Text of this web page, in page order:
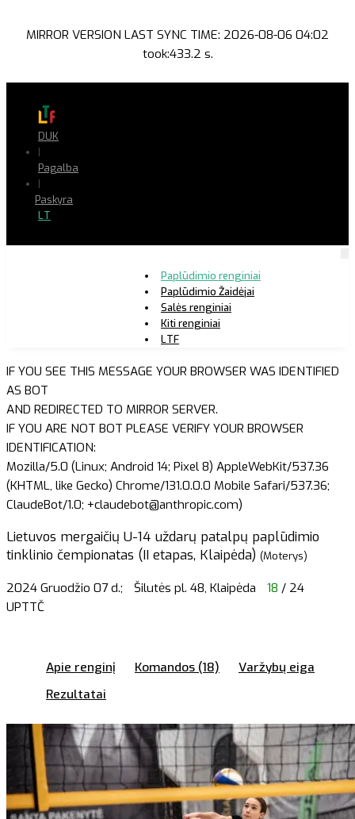
MIRROR VERSION LAST SYNC TIME: 2026-08-06 04:02
took:433.2 s.
DUK
|
Pagalba
|
Paskyra
LT
Paplūdimio renginiai
Paplūdimio Žaidėjai
Salės renginiai
Kiti renginiai
LTF
IF YOU SEE THIS MESSAGE YOUR BROWSER WAS IDENTIFIED
AS BOT
AND REDIRECTED TO MIRROR SERVER.
IF YOU ARE NOT BOT PLEASE VERIFY YOUR BROWSER
IDENTIFICATION:
Mozilla/5.0 (Linux; Android 14; Pixel 8) AppleWebKit/537.36
(KHTML, like Gecko) Chrome/131.0.0.0 Mobile Safari/537.36;
ClaudeBot/1.0; +claudebot@anthropic.com)
Lietuvos mergaičių U-14 uždarų patalpų paplūdimio
tinklinio čempionatas (II etapas, Klaipėda) (Moterys)
2024 Gruodžio 07 d.; Šilutės pl. 48, Klaipėda 18 / 24
UPTTČ
Apie renginį Komandos (18)
Varžybų eiga
Rezultatai